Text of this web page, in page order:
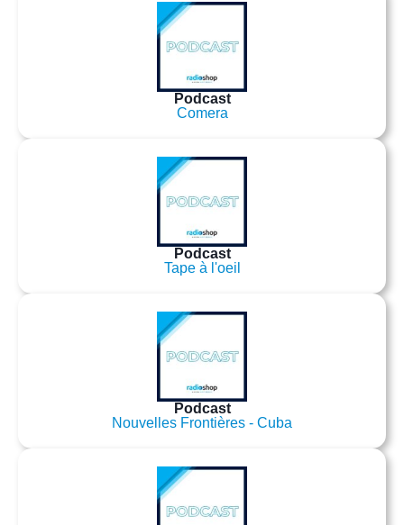
Podcast
Comera
Podcast
Tape à l'oeil
Podcast
Nouvelles Frontières - Cuba